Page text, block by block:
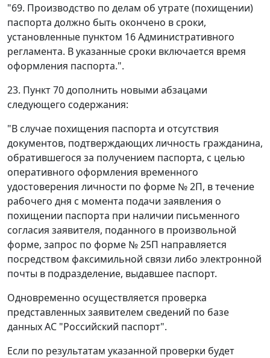
"69. Производство по делам об утрате (похищении)
паспорта должно быть окончено в сроки,
установленные пунктом 16 Административного
регламента. В указанные сроки включается время
оформления паспорта.".
23. Пункт 70 дополнить новыми абзацами
следующего содержания:
"В случае похищения паспорта и отсутствия
документов, подтверждающих личность гражданина,
обратившегося за получением паспорта, с целью
оперативного оформления временного
удостоверения личности по форме № 2П, в течение
рабочего дня с момента подачи заявления о
похищении паспорта при наличии письменного
согласия заявителя, поданного в произвольной
форме, запрос по форме № 25П направляется
посредством факсимильной связи либо электронной
почты в подразделение, выдавшее паспорт.
Одновременно осуществляется проверка
представленных заявителем сведений по базе
данных АС "Российский паспорт".
Если по результатам указанной проверки будет